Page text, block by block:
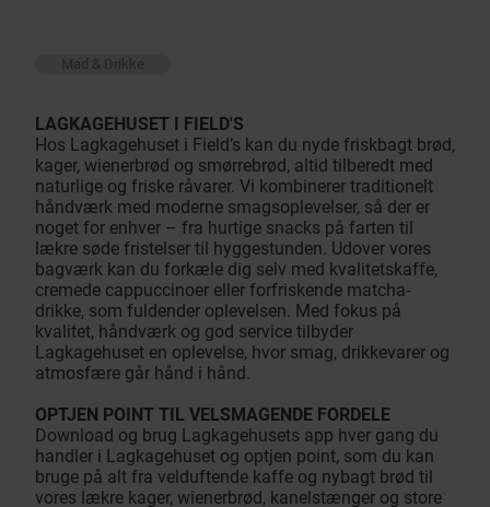
Mad & Drikke
LAGKAGEHUSET I FIELD'S
Hos Lagkagehuset i Field’s kan du nyde friskbagt brød,
kager, wienerbrød og smørrebrød, altid tilberedt med
naturlige og friske råvarer. Vi kombinerer traditionelt
håndværk med moderne smagsoplevelser, så der er
noget for enhver – fra hurtige snacks på farten til
lækre søde fristelser til hyggestunden. Udover vores
bagværk kan du forkæle dig selv med kvalitetskaffe,
cremede cappuccinoer eller forfriskende matcha-
drikke, som fuldender oplevelsen. Med fokus på
kvalitet, håndværk og god service tilbyder
Lagkagehuset en oplevelse, hvor smag, drikkevarer og
atmosfære går hånd i hånd.
OPTJEN POINT TIL VELSMAGENDE FORDELE
Download og brug Lagkagehusets app hver gang du
handler i Lagkagehuset og optjen point, som du kan
bruge på alt fra velduftende kaffe og nybagt brød til
vores lækre kager, wienerbrød, kanelstænger og store